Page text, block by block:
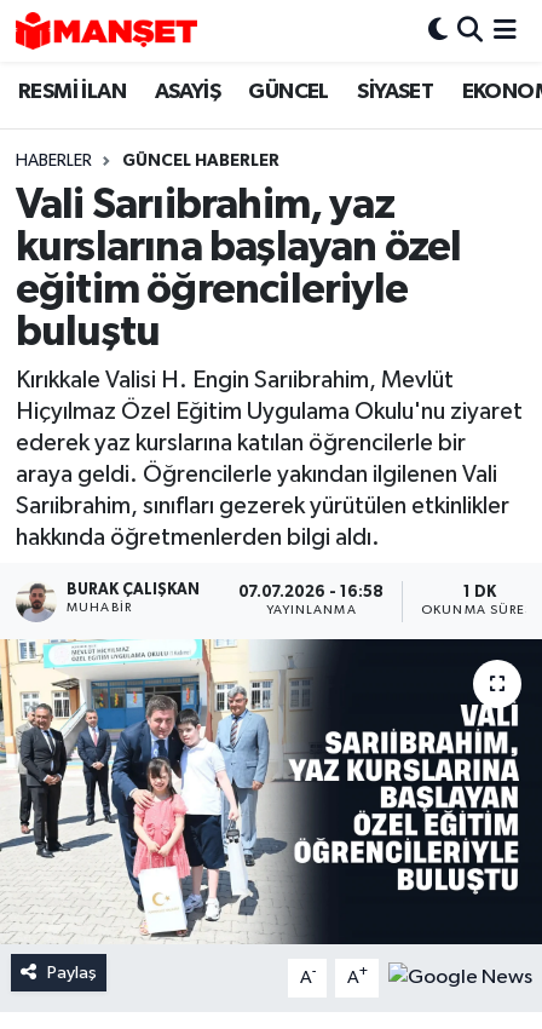
RESMİ İLAN ASAYİŞ GÜNCEL SİYASET
HABERLER GÜNCEL HABERLER
Vali Sarıibrahim, yaz
kurslarına başlayan özel
eğitim öğrencileriyle
buluştu
Kırıkkale Valisi H. Engin Sarıibrahim, Mevlüt
Hiçyılmaz Özel Eğitim Uygulama Okulu'nu ziyaret
ederek yaz kurslarına katılan öğrencilerle bir
araya geldi. Öğrencilerle yakından ilgilenen Vali
Sarıibrahim, sınıfları gezerek yürütülen etkinlikler
hakkında öğretmenlerden bilgi aldı.
BURAK ÇALIŞKAN
MUHABIR
07.07.2026 - 16:58
YAYINLANMA
1 DK
OKUNMA SÜRESI
Paylaş A- A+
Hava Durumu
Trafik Durumu
Süper Lig Puan Durumu ve Fikstür
Tüm Manşetler
Son Dakika Haberleri
Haber Arşivi